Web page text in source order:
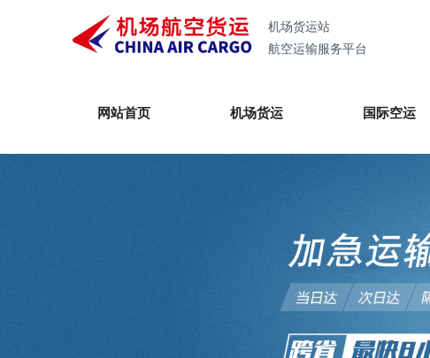
机场货运站
航空运输服务平台
网站首页 机场货运 国际空运